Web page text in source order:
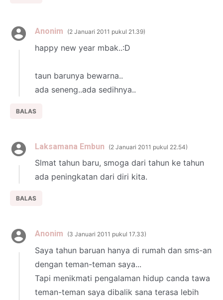
Anonim 2 Januari 2011 pukul 21.39
happy new year mbak..:D
taun barunya bewarna..
ada seneng..ada sedihnya..
BALAS
Laksamana Embun 2 Januari 2011 pukul 22.54
Slmat tahun baru, smoga dari tahun ke tahun
ada peningkatan dari diri kita.
BALAS
Anonim 3 Januari 2011 pukul 17.33
Saya tahun baruan hanya di rumah dan sms-an
dengan teman-teman saya...
Tapi menikmati pengalaman hidup canda tawa
teman-teman saya dibalik sana terasa lebih